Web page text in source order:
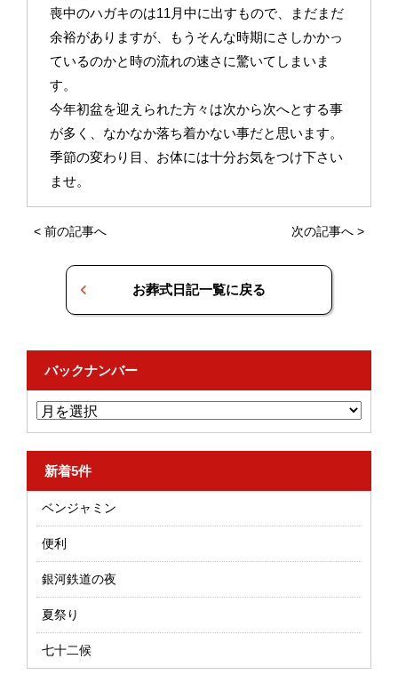
喪中のハガキのは11月中に出すもので、まだまだ
余裕がありますが、もうそんな時期にさしかかっ
ているのかと時の流れの速さに驚いてしまいま
す。
今年初盆を迎えられた方々は次から次へとする事
が多く、なかなか落ち着かない事だと思います。
季節の変わり目、お体には十分お気をつけ下さい
ませ。
< 前の記事へ 次の記事へ >
お葬式日記一覧に戻る
バックナンバー
新着5件
ベンジャミン
便利
銀河鉄道の夜
夏祭り
七十二候